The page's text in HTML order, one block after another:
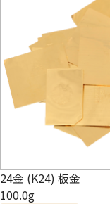
24金 (K24) 板金
100.0g